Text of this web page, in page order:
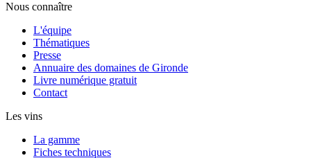
Nous connaître
L'équipe
Thématiques
Presse
Annuaire des domaines de Gironde
Livre numérique gratuit
Contact
Les vins
La gamme
Fiches techniques